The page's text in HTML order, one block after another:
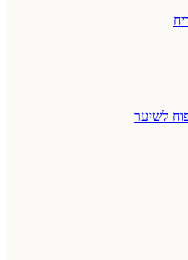
לשיער